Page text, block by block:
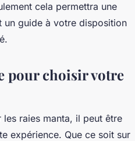
cela permettra une
un guide à votre disposition
pour choisir votre
les raies manta, il peut être
expérience. Que ce soit sur